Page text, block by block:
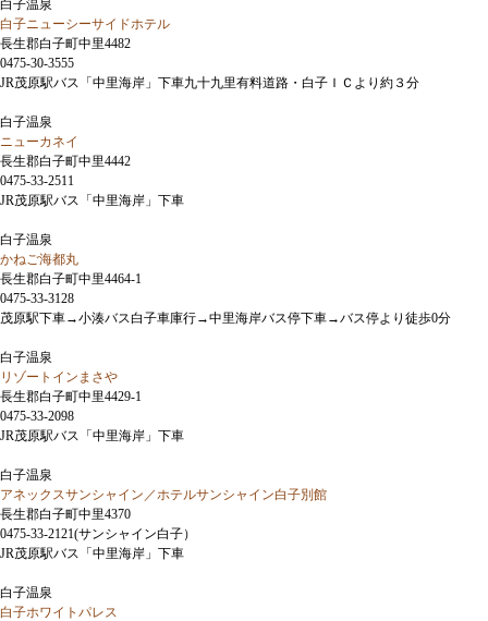
白子温泉
白子ニューシーサイドホテル
長生郡白子町中里4482
0475-30-3555
JR茂原駅バス「中里海岸」下車九十九里有料道路・白子ＩＣより約３分
白子温泉
ニューカネイ
長生郡白子町中里4442
0475-33-2511
JR茂原駅バス「中里海岸」下車
白子温泉
かねご海都丸
長生郡白子町中里4464-1
0475-33-3128
茂原駅下車→小湊バス白子車庫行→中里海岸バス停下車→バス停より徒歩0分
白子温泉
リゾートインまさや
長生郡白子町中里4429-1
0475-33-2098
JR茂原駅バス「中里海岸」下車
白子温泉
アネックスサンシャイン／ホテルサンシャイン白子別館
長生郡白子町中里4370
0475-33-2121(サンシャイン白子）
JR茂原駅バス「中里海岸」下車
白子温泉
白子ホワイトパレス